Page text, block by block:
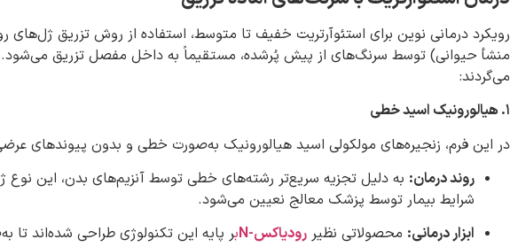
رویکرد درمانی نوین برای استئوآرتریت خفیف تا متوسط، استفاده از روش تزریق
منشأ حیوانی) توسط سرنگ‌های از پیش پُرشده، مستقیماً به داخل مفصل تزریق
می‌گردند:
۱. هیالورونیک اسید خطی
در این فرم، زنجیره‌های مولکولی اسید هیالورونیک به‌صورت خطی و بدون پیوندهای
روند درمان:
شرایط بیمار توسط پزشک معالج نعیین می‌شود.
ابزار درمانی: محصولاتی نظیر رودیاکس-N بر پایه این تکنولوژی طراحی شده‌اند تا